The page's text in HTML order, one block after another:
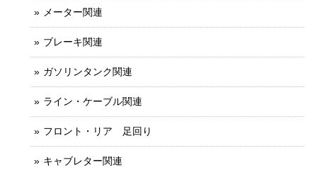
メーター関連
ブレーキ関連
ガソリンタンク関連
ライン・ケーブル関連
フロント・リア 足回り
キャブレター関連